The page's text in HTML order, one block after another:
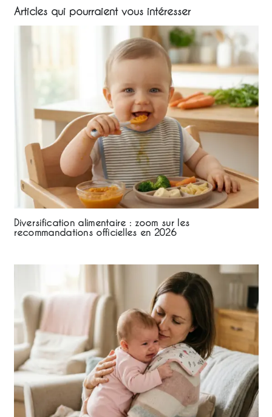
Articles qui pourraient vous intéresser
Diversification alimentaire : zoom sur les
recommandations officielles en 2026